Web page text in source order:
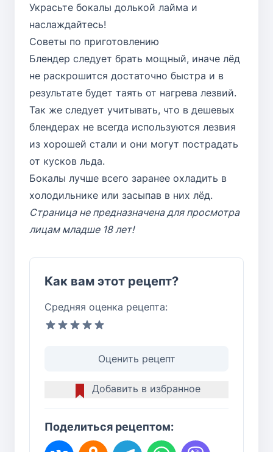
Украсьте бокалы долькой лайма и
наслаждайтесь!
Советы по приготовлению
Блендер следует брать мощный, иначе лёд
не раскрошится достаточно быстра и в
результате будет таять от нагрева лезвий.
Так же следует учитывать, что в дешевых
блендерах не всегда используются лезвия
из хорошей стали и они могут пострадать
от кусков льда.
Бокалы лучше всего заранее охладить в
холодильнике или засыпав в них лёд.
Страница не предназначена для просмотра
лицам младше 18 лет!
Как вам этот рецепт?
Средняя оценка рецепта:
Оценить рецепт
Добавить в избранное
Поделиться рецептом: